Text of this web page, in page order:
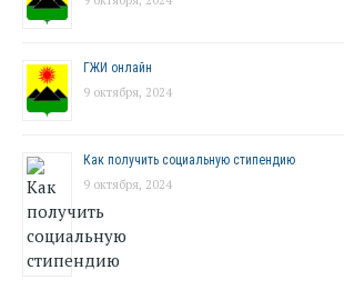
ГЖИ онлайн
9 октября, 2024
Как получить социальную стипендию
9 октября, 2024